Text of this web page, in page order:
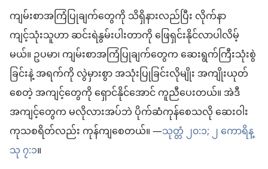
ကျမ်းစာအကြံပြုချက်တွေကို သိရှိနားလည်ပြီး လိုက်နာ
ကျင့်သုံးသူဟာ ဆင်းရဲနွမ်းပါးတာကို ဖြေရှင်းနိုင်လာပါလိမ့်
မယ်။ ဥပမာ၊ ကျမ်းစာအကြံပြုချက်တွေက ဆေးရွက်ကြီးသုံးစွဲ
ခြင်းနဲ့ အရက်ကို လွဲမှားစွာ အသုံးပြုခြင်းလိုမျိုး အကျိုးယုတ်
စေတဲ့ အကျင့်တွေကို ရှောင်နိုင်အောင် ကူညီပေးတယ်။ အဲဒီ
အကျင့်တွေက မလိုလားအပ်ဘဲ ပိုက်ဆံကုန်စေသလို ဆေးဝါး
ကုသစရိတ်လည်း ကုန်ကျစေတယ်။ —သုတ္တံ ၂၀:၁;၂ ကောရိန္
သု ၇:၁။